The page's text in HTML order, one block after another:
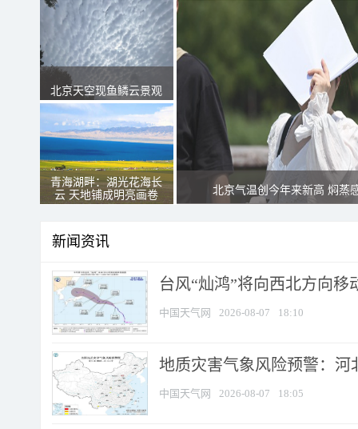
北京天空现鱼鳞云景观
青海湖畔：湖光花海长
云 天地铺成明亮画卷
北京气温创今年来新高 焖蒸
新闻资讯
台风“灿鸿”将向西北方向移
中国天气网 2026-08-07 18:10
地质灾害气象风险预警：河
中国天气网 2026-08-07 18:05